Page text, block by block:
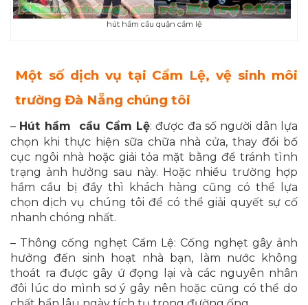
hút hầm cầu quận cẩm lệ
Một số dịch vụ tại Cẩm Lệ, vệ sinh môi
trường Đà Nẵng chúng tôi
– Hút hầm cầu Cẩm Lệ: được đa số người dân lựa
chọn khi thực hiện sữa chữa nhà cửa, thay đổi bố
cục ngôi nhà hoặc giải tỏa mặt bằng để tránh tình
trạng ảnh hưởng sau này. Hoặc nhiều trường hợp
hầm cầu bị đầy thì khách hàng cũng có thể lựa
chọn dịch vụ chúng tôi để có thể giải quyết sự cố
nhanh chóng nhất.
– Thông cống nghẹt Cẩm Lệ: Cống nghẹt gây ảnh
hưởng đến sinh hoạt nhà bạn, làm nước không
thoát ra được gây ứ đọng lại và các nguyên nhân
đôi lúc do mình sơ ý gây nên hoặc cũng có thể do